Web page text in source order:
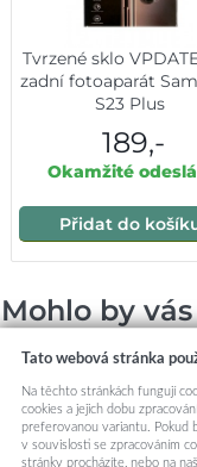
Tvrzené sklo
zadní fotoaparát
S23 Plus
189,-
Okamžité
Přidat do
Mohlo by
Tato webová stránka
Na těchto stránkách fungují
cookies a jejich dobu
preferovanou variantu. Pokud
v souvislosti se zpracováním
stránky procházíte, nebo na